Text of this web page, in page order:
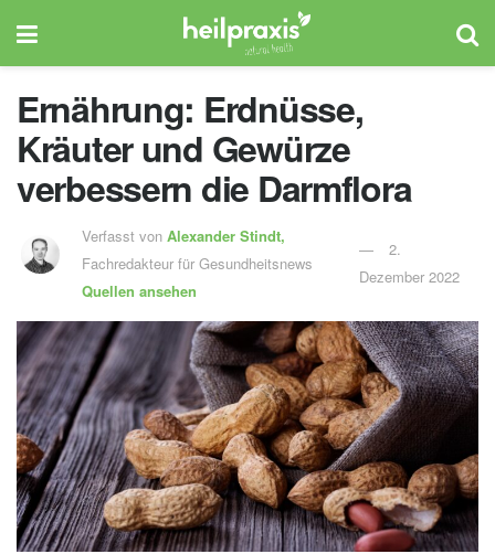
Ernährung: Erdnüsse,
Kräuter und Gewürze
verbessern die Darmflora
Verfasst vonAlexander Stindt,
Fachredakteur für Gesundheitsnews
Quellen ansehen
2.
Dezember 2022